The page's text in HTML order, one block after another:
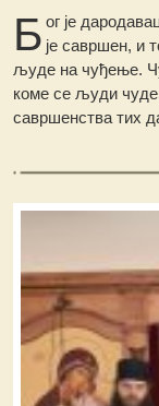
Б ог је
је савршен, и
људе на чуђење.
коме се људи
савршенства тих